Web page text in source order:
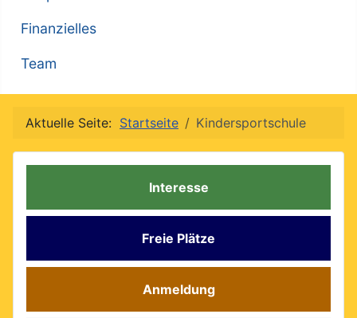
Finanzielles
Team
Aktuelle Seite: Startseite Kindersportschule
Interesse
Freie Plätze
Anmeldung